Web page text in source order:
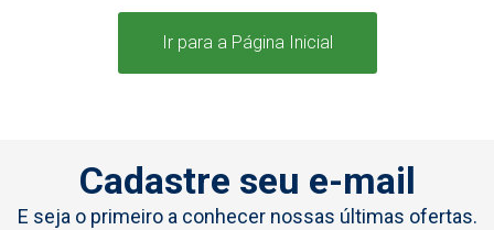
Ir para a Página Inicial
Cadastre seu e-mail
E seja o primeiro a conhecer nossas últimas ofertas.